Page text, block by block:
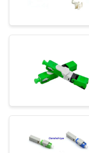
LIÊN
HỆ
CHÚNG
YÊU
CẦU
Wifi
XPON